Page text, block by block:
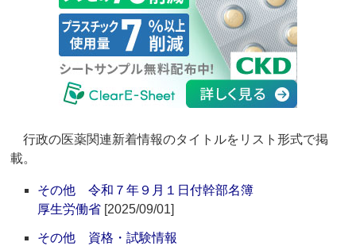
行政の医薬関連新着情報のタイトルをリスト形式で掲
載。
その他 令和７年９月１日付幹部名簿
厚生労働省 [2025/09/01]
その他 資格・試験情報